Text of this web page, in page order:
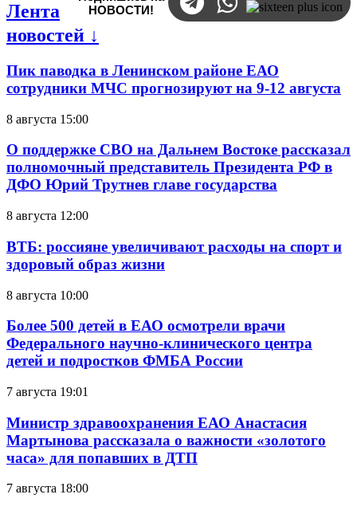
НОВОСТИ!
Лента
новостей ↓
Пик паводка в Ленинском районе ЕАО
сотрудники МЧС прогнозируют на 9-12 августа
8 августа 15:00
О поддержке СВО на Дальнем Востоке рассказал
полномочный представитель Президента РФ в
ДФО Юрий Трутнев главе государства
8 августа 12:00
ВТБ: россияне увеличивают расходы на спорт и
здоровый образ жизни
8 августа 10:00
Более 500 детей в ЕАО осмотрели врачи
Федерального научно-клинического центра
детей и подростков ФМБА России
7 августа 19:01
Министр здравоохранения ЕАО Анастасия
Мартынова рассказала о важности «золотого
часа» для попавших в ДТП
7 августа 18:00